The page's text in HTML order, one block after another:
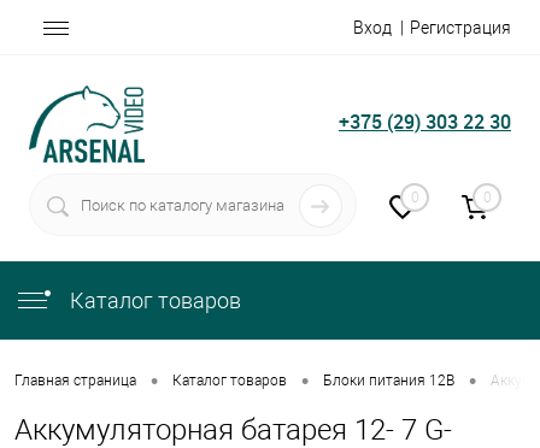
Вход Регистрация
+375 (29) 303 22 30
0 0
Каталог товаров
Главная страница • Каталог товаров • Блоки питания 12В •
Аккумуляторная батарея 12- 7 G-